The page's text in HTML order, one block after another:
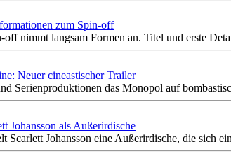
zum Spin-off
off nimmt langsam Formen an. Titel und erste
Neuer cineastischer Trailer
Serienproduktionen das Monopol auf
Johansson als Außerirdische
Scarlett Johansson eine Außerirdische, die sich